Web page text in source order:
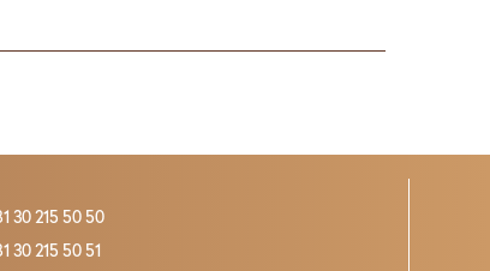
30 215 50 50
30 215 50 51